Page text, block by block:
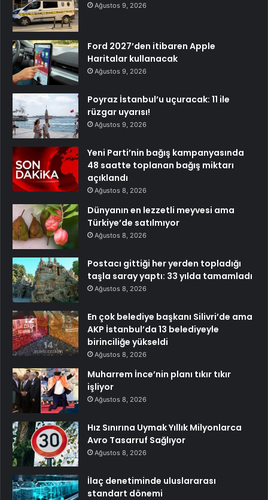
Ağustos 9, 2026
Ford 2027’den itibaren Apple
Haritalar kullanacak
Ağustos 9, 2026
Poyraz İstanbul’u uçuracak: 11 ile
rüzgar uyarısı!
Ağustos 9, 2026
Yeni Parti’nin bağış kampanyasında
48 saatte toplanan bağış miktarı
açıklandı
Ağustos 8, 2026
Dünyanın en lezzetli meyvesi ama
Türkiye’de satılmıyor
Ağustos 8, 2026
Postacı gittiği her yerden topladığı
taşla saray yaptı: 33 yılda tamamladı
Ağustos 8, 2026
En çok belediye başkanı Silivri’de ama
AKP İstanbul’da 13 belediyeyle
birinciliğe yükseldi
Ağustos 8, 2026
Muharrem İnce’nin planı tıkır tıkır
işliyor
Ağustos 8, 2026
Hız Sınırına Uymak Yıllık Milyonlarca
Avro Tasarruf Sağlıyor
Ağustos 8, 2026
İlaç denetiminde uluslararası
standart dönemi